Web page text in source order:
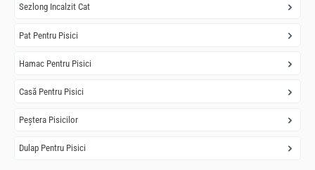
Sezlong Incalzit Cat
Pat Pentru Pisici
Hamac Pentru Pisici
Casă Pentru Pisici
Peștera Pisicilor
Dulap Pentru Pisici